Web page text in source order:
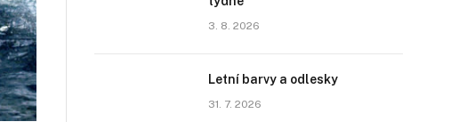
3. 8. 2026
Letní barvy a odlesky
31. 7. 2026